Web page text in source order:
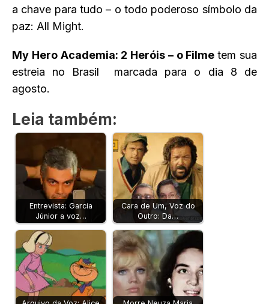
a chave para tudo – o todo poderoso símbolo da
paz: All Might.
My Hero Academia: 2 Heróis – o Filmetem sua
estreia no Brasil marcada para o dia 8 de
agosto.
Leia também:
Entrevista: Garcia
Júnior a voz…
Cara de Um, Voz do
Outro: Da…